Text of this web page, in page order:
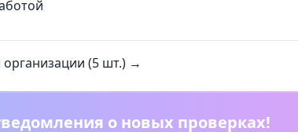
(5 шт.) →
о новых проверках!